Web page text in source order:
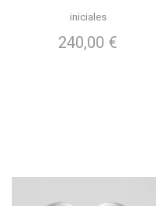
iniciales
240,00 €